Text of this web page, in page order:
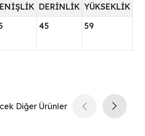
DERİNLİK YÜKSEKLİK
45 59
Diğer Ürünler